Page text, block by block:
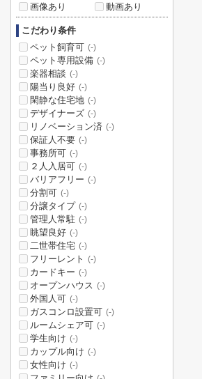
画像あり
動画あり
こだわり条件
ペット飼育可 (-)
ペット専用設備 (-)
楽器相談 (-)
陽当り良好 (-)
閑静な住宅地 (-)
デザイナーズ (-)
リノベーション済 (-)
保証人不要 (-)
事務所可 (-)
２人入居可 (-)
バリアフリー (-)
分割可 (-)
分譲タイプ (-)
管理人常駐 (-)
眺望良好 (-)
二世帯住宅 (-)
フリーレント (-)
カードキー (-)
オープンハウス (-)
外国人可 (-)
ガスコンロ設置可 (-)
ルームシェア可 (-)
学生向け (-)
カップル向け (-)
女性向け (-)